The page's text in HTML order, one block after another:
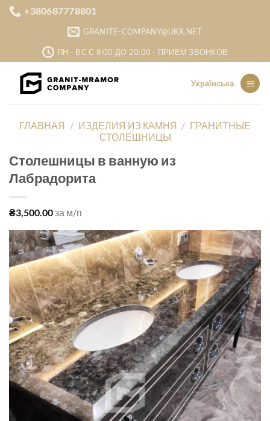
Skip
+380687778801
GRANITE-COMPANY@UKR.NET
ПН - ВС С 8:00 ДО 20:00 - ПРИЕМ ЗВОНКОВ
Українська
ГЛАВНАЯ / ИЗДЕЛИЯ ИЗ КАМНЯ / ГРАНИТНЫЕ
СТОЛЕШНИЦЫ
Столешницы в ванную из
Лабрадорита
₴3,500.00за м/п